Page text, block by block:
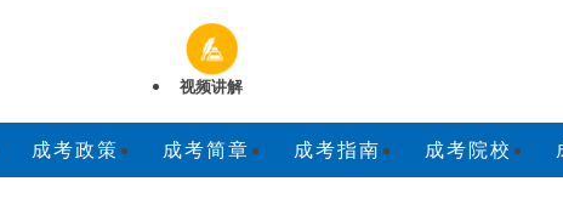
视频讲解
成考政策 成考简章 成考指南 成考院校